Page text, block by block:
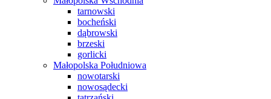
tarnowski
bocheński
dąbrowski
brzeski
gorlicki
Małopolska Południowa
nowotarski
nowosądecki